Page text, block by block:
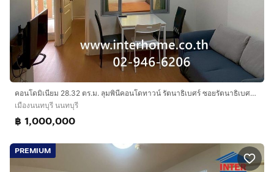
คอนโดมิเนียม 28.32 ตร.ม. ลุมพินีคอนโดทาวน์ รัตนาธิเบศร์ ซอยรัตนาธิเบศร์26 ถนนรัตนาธิเบศร์ ถนนหมายเลข302 เมืองนนทบุรี นนทบุรี
เมืองนนทบุรี นนทบุรี
฿ 1,000,000
PREMIUM